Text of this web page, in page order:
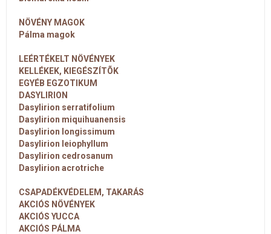
NÖVÉNY MAGOK
Pálma magok
LEÉRTÉKELT NÖVÉNYEK
KELLÉKEK, KIEGÉSZÍTÕK
EGYÉB EGZOTIKUM
DASYLIRION
Dasylirion serratifolium
Dasylirion miquihuanensis
Dasylirion longissimum
Dasylirion leiophyllum
Dasylirion cedrosanum
Dasylirion acrotriche
CSAPADÉKVÉDELEM, TAKARÁS
AKCIÓS NÖVÉNYEK
AKCIÓS YUCCA
AKCIÓS PÁLMA